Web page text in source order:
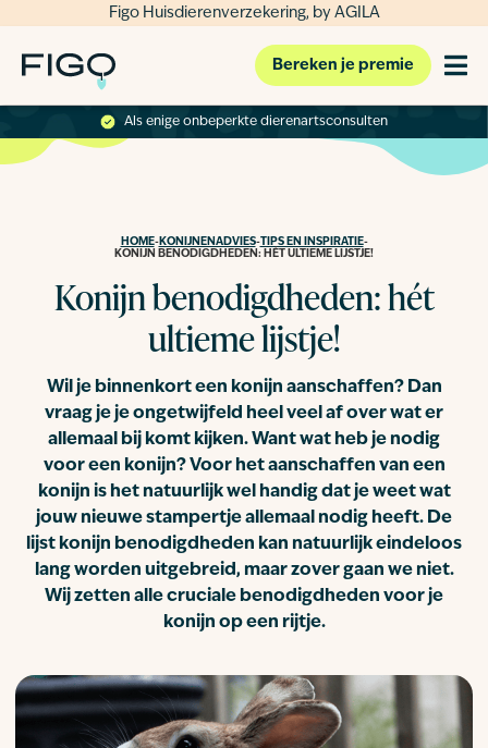
Figo Huisdierenverzekering, by AGILA
Bereken je premie
Als enige onbeperkte dierenartsconsulten
HOME-KONIJNENADVIES-TIPS EN INSPIRATIE-
KONIJN BENODIGDHEDEN: HÉT ULTIEME LIJSTJE!
Konijn benodigdheden: hét
ultieme lijstje!
Wil je binnenkort een konijn aanschaffen? Dan
vraag je je ongetwijfeld heel veel af over wat er
allemaal bij komt kijken. Want wat heb je nodig
voor een konijn? Voor het aanschaffen van een
konijn is het natuurlijk wel handig dat je weet wat
jouw nieuwe stampertje allemaal nodig heeft. De
lijst konijn benodigdheden kan natuurlijk eindeloos
lang worden uitgebreid, maar zover gaan we niet.
Wij zetten alle cruciale benodigdheden voor je
konijn op een rijtje.